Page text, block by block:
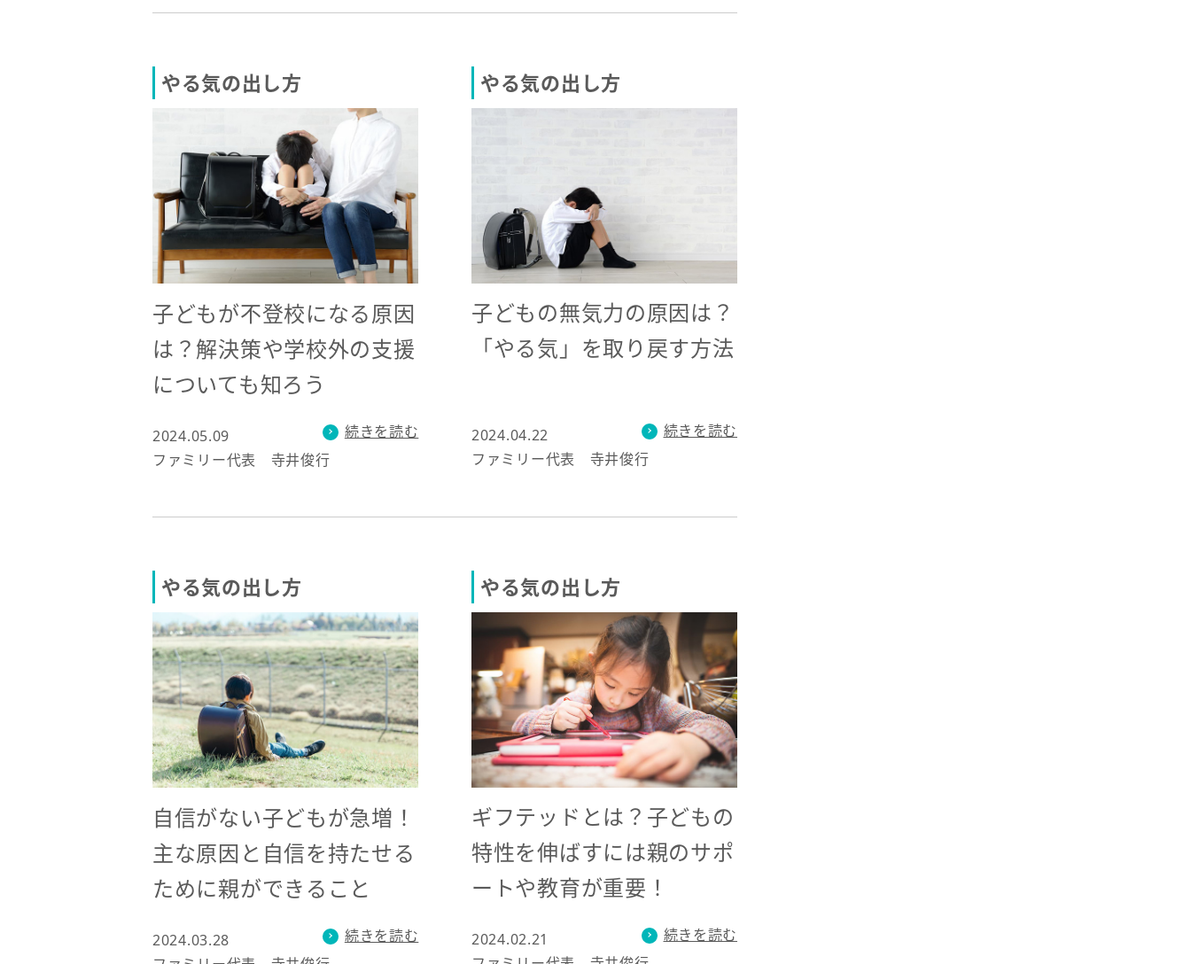
やる気の出し方
子どもが不登校になる原因
は？解決策や学校外の支援
についても知ろう
2024.05.09
ファミリー代表 寺井俊行
続きを読む
やる気の出し方
子どもの無気力の原因は？
「やる気」を取り戻す方法
2024.04.22
ファミリー代表 寺井俊行
続きを読む
やる気の出し方
自信がない子どもが急増！
主な原因と自信を持たせる
ために親ができること
2024.03.28
続きを読む
やる気の出し方
ギフテッドとは？子どもの
特性を伸ばすには親のサポ
ートや教育が重要！
2024.02.21
続きを読む